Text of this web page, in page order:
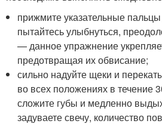
прижмите указательные
пытайтесь улыбнуться,
— данное упражнение
предотвращая их обвисание;
сильно надуйте щеки и
во всех положениях в течение
сложите губы и медленно
задуваете свечу, количество